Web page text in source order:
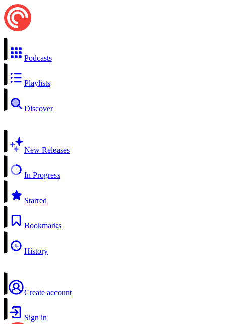
Podcasts
Playlists
Discover
New Releases
In Progress
Starred
Bookmarks
History
Create account
Sign in